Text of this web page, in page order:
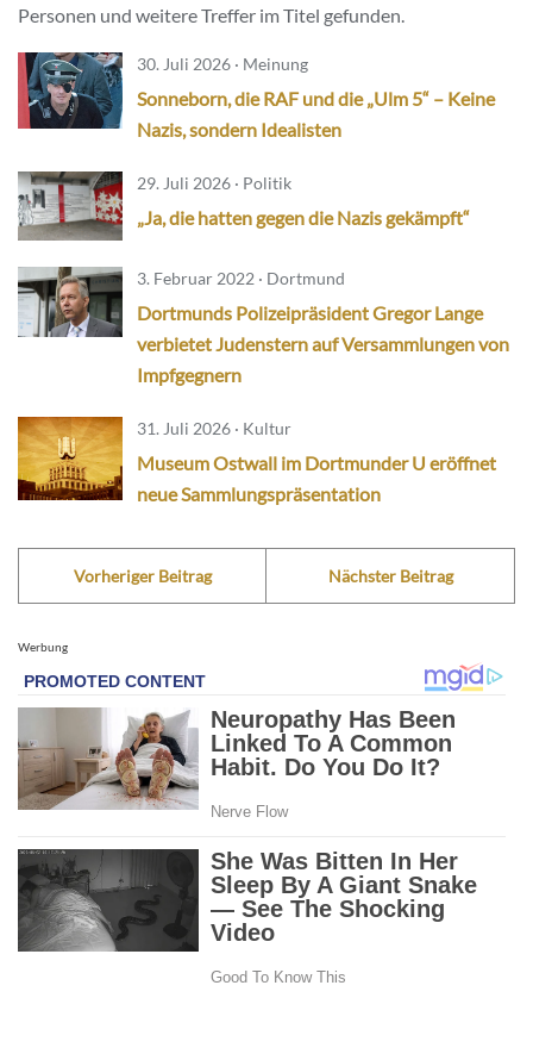
Personen und weitere Treffer im Titel gefunden.
30. Juli 2026 · Meinung
Sonneborn, die RAF und die „Ulm 5“ – Keine
Nazis, sondern Idealisten
29. Juli 2026 · Politik
„Ja, die hatten gegen die Nazis gekämpft“
3. Februar 2022 · Dortmund
Dortmunds Polizeipräsident Gregor Lange
verbietet Judenstern auf Versammlungen von
Impfgegnern
31. Juli 2026 · Kultur
Museum Ostwall im Dortmunder U eröffnet
neue Sammlungspräsentation
Vorheriger Beitrag Nächster Beitrag
Werbung